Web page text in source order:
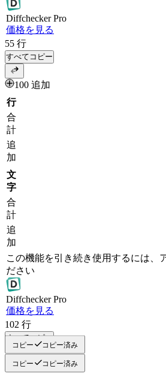
DiffcheckerPro
価格を見る
55 行
すべてコピー
100 追加
行
合
計
追
加
文
字
合
計
追
加
この機能を引き続き使用するには、
ださい
DiffcheckerPro
価格を見る
102 行
すべてコピー
コピー コピー済み
コピー コピー済み